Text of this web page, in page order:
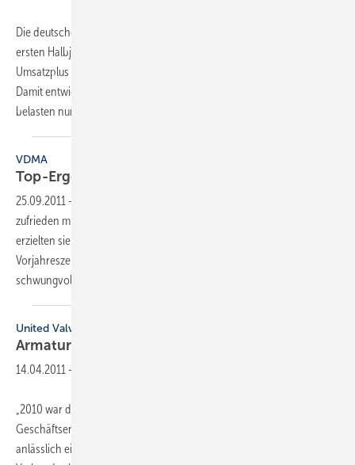
Die deutschen Gebäudearmaturenhersteller sind zufrieden mit dem
ersten Halbjahr 2011. Von Januar bis Juni 2011 erzielten sie ein ­
Umsatzplus von nominal 18 % im Vergleich zum Vorjahreszeitraum.
Damit entwickelte sich die Nachfrage weiter schwungvoll. Allerdings
belasten nun
VDMA
Top-Ergebnis für
25.09.2011 -
zufrieden mit dem ersten Halbjahr 2011. Von Januar bis Juni 2011
erzielten sie ein Umsatzplus von nominal 18% im Vergleich zum
Vorjahreszeitraum. Damit entwickelte sich die Nachfrage weiter
schwungvoll. Investitionen in Wohnungsneubau
United Valves
Armaturenindustrie
14.04.2011 -
„2010 war das Jahr der Erholung“, brachte Rupprecht Kemper die
Geschäftsentwicklung der deutschen Gebäudearmaturenindustrie
anlässlich einer ISH-Pressekonferenz des neu gegründeten